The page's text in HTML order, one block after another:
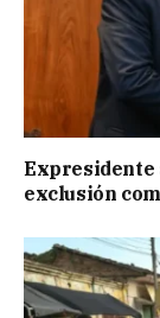
Expresidente
exclusión